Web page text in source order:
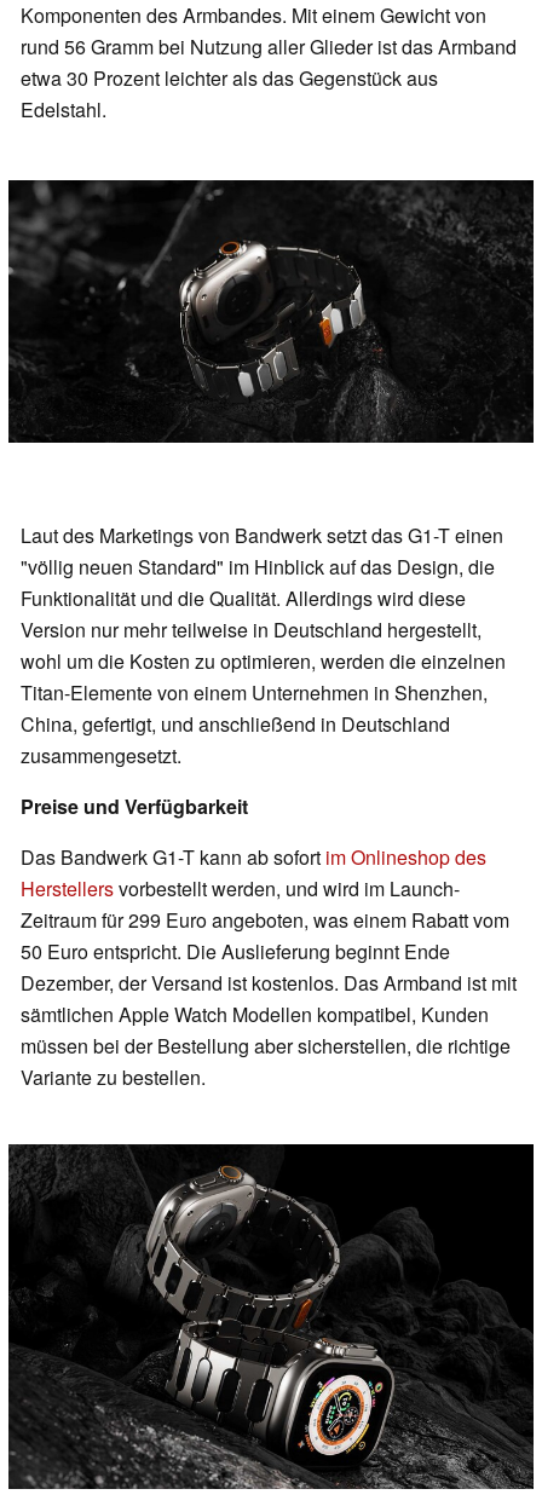
Komponenten des Armbandes. Mit einem Gewicht von
rund 56 Gramm bei Nutzung aller Glieder ist das Armband
etwa 30 Prozent leichter als das Gegenstück aus
Edelstahl.
Laut des Marketings von Bandwerk setzt das G1-T einen
"völlig neuen Standard" im Hinblick auf das Design, die
Funktionalität und die Qualität. Allerdings wird diese
Version nur mehr teilweise in Deutschland hergestellt,
wohl um die Kosten zu optimieren, werden die einzelnen
Titan-Elemente von einem Unternehmen in Shenzhen,
China, gefertigt, und anschließend in Deutschland
zusammengesetzt.
Preise und Verfügbarkeit
Das Bandwerk G1-T kann ab sofort im Onlineshop des
Herstellersvorbestellt werden, und wird im Launch-
Zeitraum für 299 Euro angeboten, was einem Rabatt vom
50 Euro entspricht. Die Auslieferung beginnt Ende
Dezember, der Versand ist kostenlos. Das Armband ist mit
sämtlichen Apple Watch Modellen kompatibel, Kunden
müssen bei der Bestellung aber sicherstellen, die richtige
Variante zu bestellen.